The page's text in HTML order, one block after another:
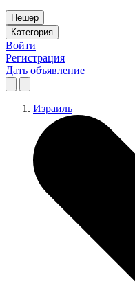
Нешер
Категория
Войти
Регистрация
Дать объявление
Израиль